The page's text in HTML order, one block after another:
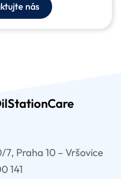
nás
7, Praha 10 – Vršovice
141